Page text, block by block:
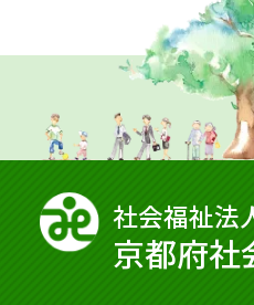
社会福祉法
京都府社